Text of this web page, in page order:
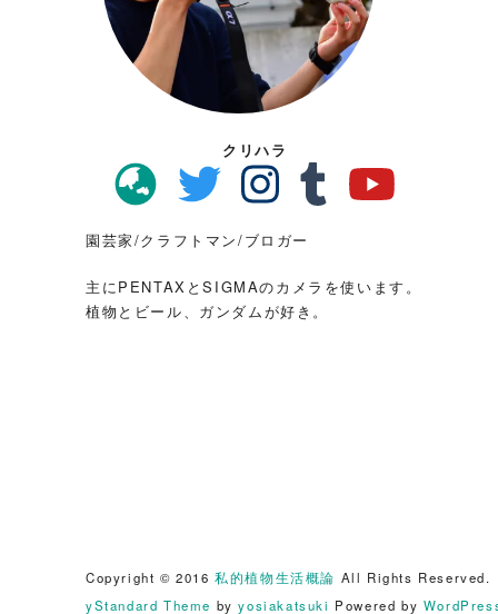
クリハラ
園芸家/クラフトマン/ブロガー
主にPENTAXとSIGMAのカメラを使います。
植物とビール、ガンダムが好き。
Copyright © 2016私的植物生活概論 All Rights Reserved.
yStandard Theme byyosiakatsuki Powered by